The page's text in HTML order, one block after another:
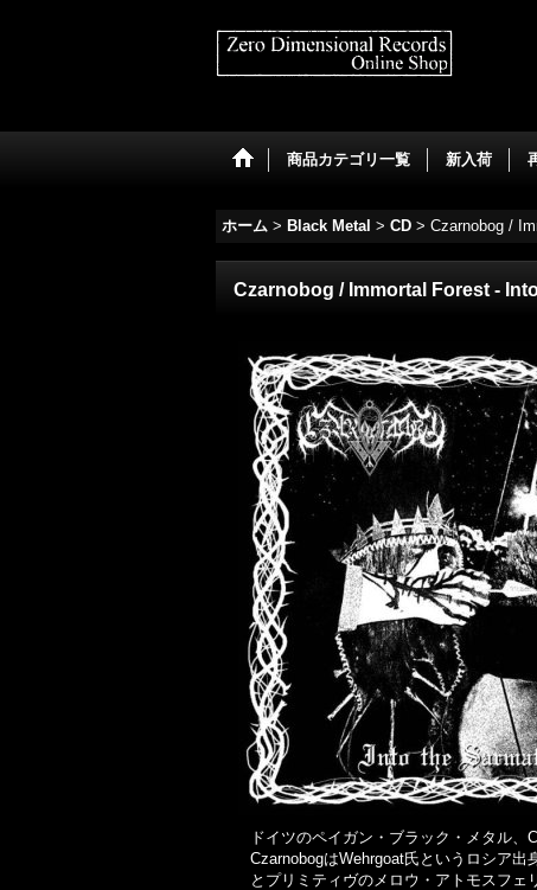
商品カテゴリ一覧 新入荷
ホーム > Black Metal > CD > Czarnobog /
Czarnobog / Immortal Forest -
ドイツのペイガン・ブラック・メタル、
CzarnobogはWehrgoat氏というロシア
とプリミティヴのメロウ・アトモスフ